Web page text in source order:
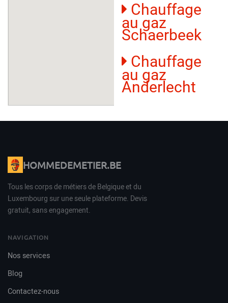
Chauffage
au gaz
Schaerbeek
Chauffage
au gaz
Anderlecht
HOMMEDEMETIER.BE
Tous les corps de métiers de Belgique et du
Luxembourg sur une seule plateforme. Devis
gratuit, sans engagement.
NAVIGATION
Nos services
Blog
Contactez-nous